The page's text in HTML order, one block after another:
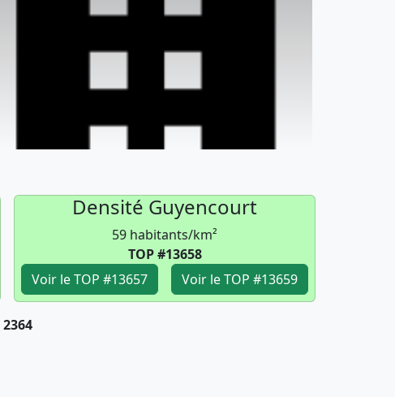
Densité Guyencourt
59 habitants/km²
TOP #13658
Voir le TOP #13657
Voir le TOP #13659
2364